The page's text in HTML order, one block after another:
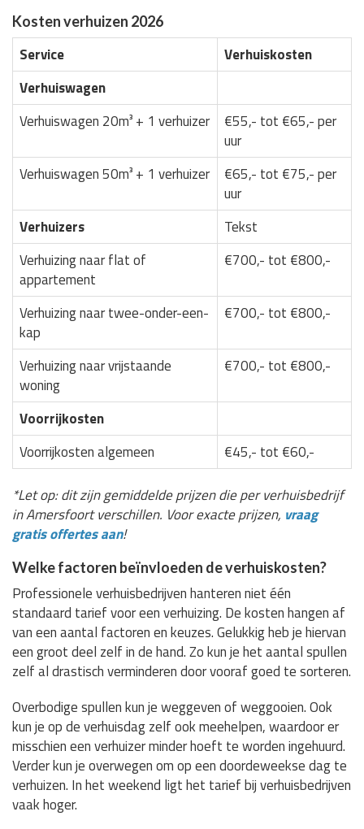
Kosten verhuizen 2026
Service
Verhuiskosten
Verhuiswagen
Verhuiswagen 20m³ + 1 verhuizer
€55,- tot €65,- per
uur
Verhuiswagen 50m³ + 1 verhuizer
€65,- tot €75,- per
uur
Verhuizers
Tekst
Verhuizing naar flat of
appartement
€700,- tot €800,-
Verhuizing naar twee-onder-een-
kap
€700,- tot €800,-
Verhuizing naar vrijstaande
woning
€700,- tot €800,-
Voorrijkosten
Voorrijkosten algemeen
€45,- tot €60,-
*Let op: dit zijn gemiddelde prijzen die per verhuisbedrijf
in Amersfoort verschillen. Voor exacte prijzen, vraag
gratis offertes aan!
Welke factoren beïnvloeden de verhuiskosten?
Professionele verhuisbedrijven hanteren niet één
standaard tarief voor een verhuizing. De kosten hangen af
van een aantal factoren en keuzes. Gelukkig heb je hiervan
een groot deel zelf in de hand. Zo kun je het aantal spullen
zelf al drastisch verminderen door vooraf goed te sorteren.
Overbodige spullen kun je weggeven of weggooien. Ook
kun je op de verhuisdag zelf ook meehelpen, waardoor er
misschien een verhuizer minder hoeft te worden ingehuurd.
Verder kun je overwegen om op een doordeweekse dag te
verhuizen. In het weekend ligt het tarief bij verhuisbedrijven
vaak hoger.